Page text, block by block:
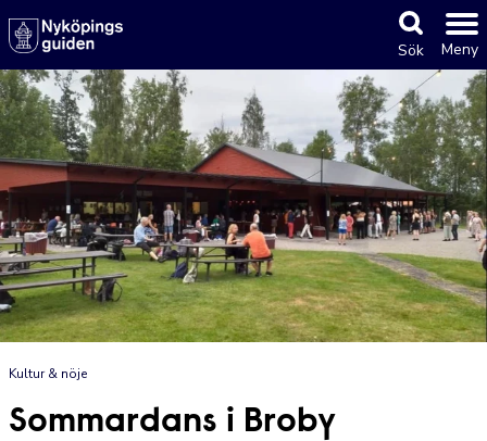
Sök Meny
Kultur & nöje
Sommardans i Broby